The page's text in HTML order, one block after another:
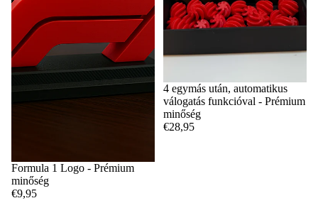
Formula 1 Logo - Prémium
minőség
€9,95
4 egymás után, automatikus
válogatás funkcióval - Prémium
minőség
€28,95